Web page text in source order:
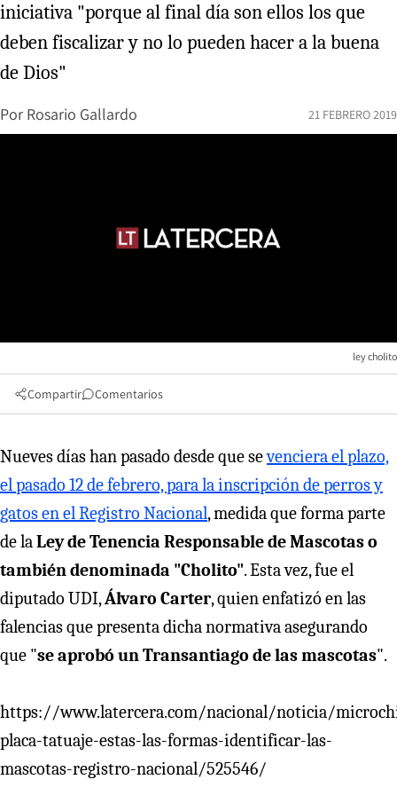
iniciativa "porque al final día son ellos los que
deben fiscalizar y no lo pueden hacer a la buena
de Dios"
Por Rosario Gallardo 21 FEBRERO 2019
ley cholito
Compartir Comentarios
Nueves días han pasado desde que sevenciera el plazo,
el pasado 12 de febrero, para la inscripción de perros y
gatos en el Registro Nacional, medida que forma parte
de laLey de Tenencia Responsable de Mascotas o
también denominada "Cholito". Esta vez, fue el
diputado UDI,Álvaro Carter, quien enfatizó en las
falencias que presenta dicha normativa asegurando
que "se aprobó un Transantiago de las mascotas".
https://www.latercera.com/nacional/noticia/
placa-tatuaje-estas-las-formas-identificar-las-
mascotas-registro-nacional/525546/